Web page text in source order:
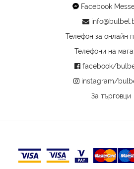
Facebook
Телефон за онлайн
Телефони на
facebook/
instagram/
За търговци